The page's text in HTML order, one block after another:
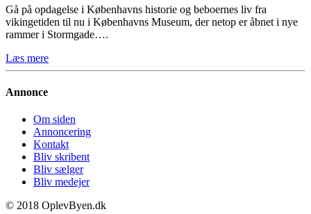
Gå på opdagelse i Københavns historie og beboernes liv fra
vikingetiden til nu i Københavns Museum, der netop er åbnet i nye
rammer i Stormgade….
Læs mere
Annonce
Om siden
Annoncering
Kontakt
Bliv skribent
Bliv sælger
Bliv medejer
© 2018 OplevByen.dk